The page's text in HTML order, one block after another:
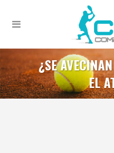
¿SE
EL